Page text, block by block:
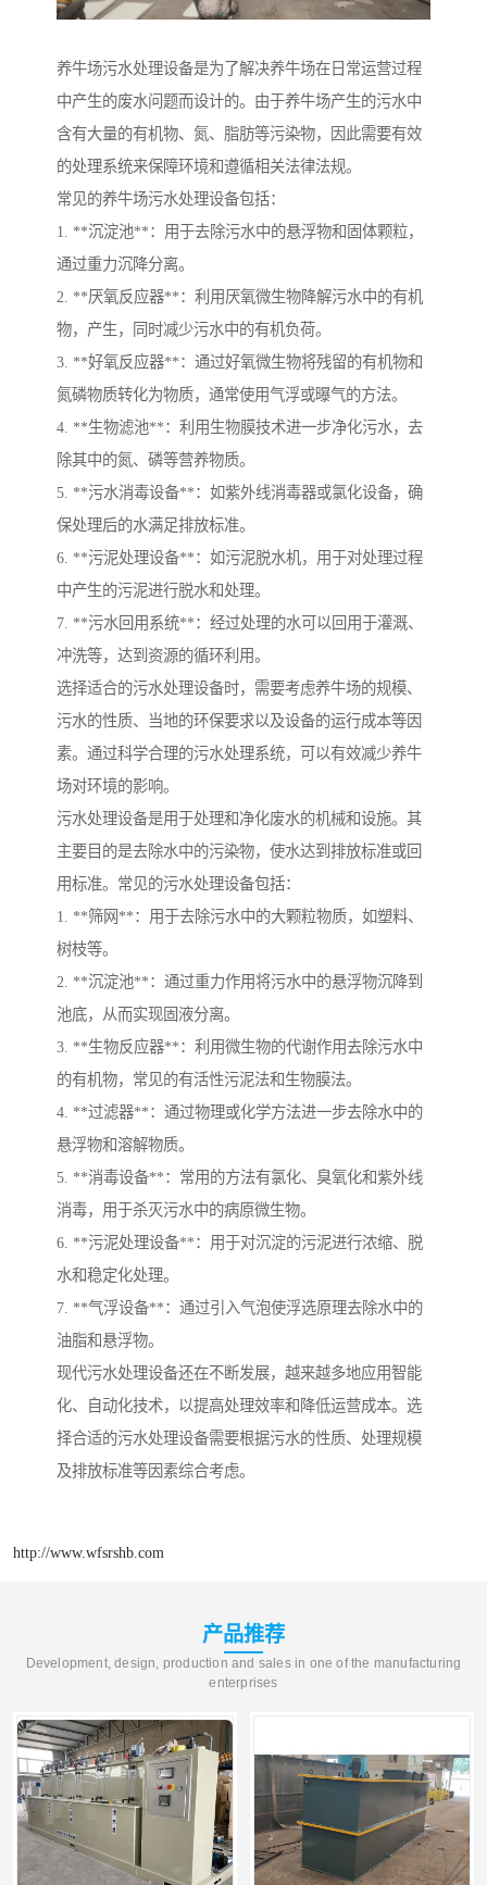
养牛场污水处理设备是为了解决养牛场在日常运营过程
中产生的废水问题而设计的。由于养牛场产生的污水中
含有大量的有机物、氮、脂肪等污染物，因此需要有效
的处理系统来保障环境和遵循相关法律法规。
常见的养牛场污水处理设备包括：
1. **沉淀池**：用于去除污水中的悬浮物和固体颗粒，
通过重力沉降分离。
2. **厌氧反应器**：利用厌氧微生物降解污水中的有机
物，产生，同时减少污水中的有机负荷。
3. **好氧反应器**：通过好氧微生物将残留的有机物和
氮磷物质转化为物质，通常使用气浮或曝气的方法。
4. **生物滤池**：利用生物膜技术进一步净化污水，去
除其中的氮、磷等营养物质。
5. **污水消毒设备**：如紫外线消毒器或氯化设备，确
保处理后的水满足排放标准。
6. **污泥处理设备**：如污泥脱水机，用于对处理过程
中产生的污泥进行脱水和处理。
7. **污水回用系统**：经过处理的水可以回用于灌溉、
冲洗等，达到资源的循环利用。
选择适合的污水处理设备时，需要考虑养牛场的规模、
污水的性质、当地的环保要求以及设备的运行成本等因
素。通过科学合理的污水处理系统，可以有效减少养牛
场对环境的影响。
污水处理设备是用于处理和净化废水的机械和设施。其
主要目的是去除水中的污染物，使水达到排放标准或回
用标准。常见的污水处理设备包括：
1. **筛网**：用于去除污水中的大颗粒物质，如塑料、
树枝等。
2. **沉淀池**：通过重力作用将污水中的悬浮物沉降到
池底，从而实现固液分离。
3. **生物反应器**：利用微生物的代谢作用去除污水中
的有机物，常见的有活性污泥法和生物膜法。
4. **过滤器**：通过物理或化学方法进一步去除水中的
悬浮物和溶解物质。
5. **消毒设备**：常用的方法有氯化、臭氧化和紫外线
消毒，用于杀灭污水中的病原微生物。
6. **污泥处理设备**：用于对沉淀的污泥进行浓缩、脱
水和稳定化处理。
7. **气浮设备**：通过引入气泡使浮选原理去除水中的
油脂和悬浮物。
现代污水处理设备还在不断发展，越来越多地应用智能
化、自动化技术，以提高处理效率和降低运营成本。选
择合适的污水处理设备需要根据污水的性质、处理规模
及排放标准等因素综合考虑。
http://www.wfsrshb.com
产品推荐
Development, design, production and sales in one of the manufacturing
enterprises